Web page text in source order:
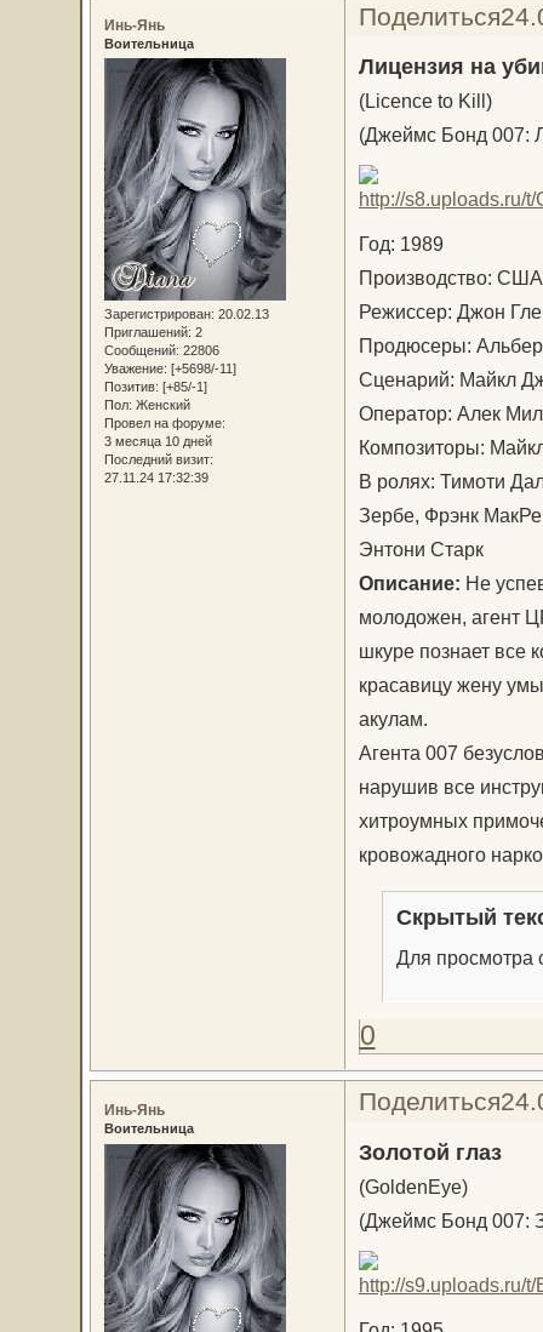
Поделиться
Инь-Янь
Воительница
Зарегистрирован: 20.02.13
Приглашений: 2
Сообщений: 22806
Уважение: [+5698/-11]
Позитив: [+85/-1]
Пол: Женский
Провел на форуме:
3 месяца 10 дней
Последний визит:
27.11.24 17:32:39
Лицензия на
(Licence to Kill)
(Джеймс Бонд 007:
Год: 1989
Производство:
Режиссер: Джон
Продюсеры:
Сценарий: Майкл
Оператор: Алек
Композиторы:
В ролях: Тимоти
Зербе, Фрэнк
Энтони Старк
Описание: Не
молодожен, агент
шкуре познает все
красавицу жену
акулам.
Агента 007
нарушив все
хитроумных
кровожадного
Скрытый
Для просмотра
0
Поделиться
Инь-Янь
Воительница
Золотой глаз
(GoldenEye)
(Джеймс Бонд 007: